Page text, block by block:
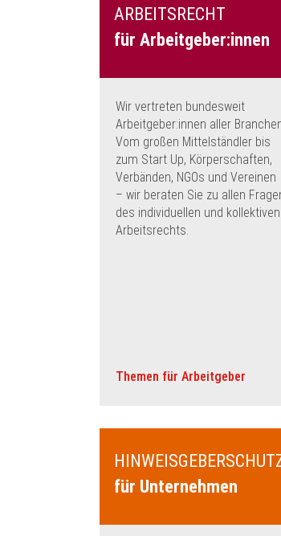
ARBEITSRECHT
für Arbeitgeber:innen
Wir vertreten bundesweit
Arbeitgeber:innen aller
Vom großen Mittelständler bis
zum Start Up, Körperschaften,
Verbänden, NGOs und Vereinen
– wir beraten Sie zu allen
des individuellen und kollektiven
Arbeitsrechts.
Themen für Arbeitgeber
für Unternehmen